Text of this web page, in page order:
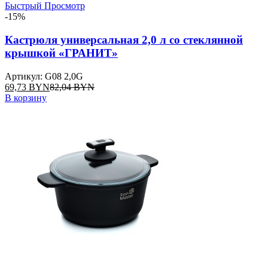
Быстрый Просмотр
-15%
Кастрюля универсальная 2,0 л со стеклянной
крышкой «ГРАНИТ»
Артикул: G08 2,0G
69,73 BYN82,04BYN
В корзину